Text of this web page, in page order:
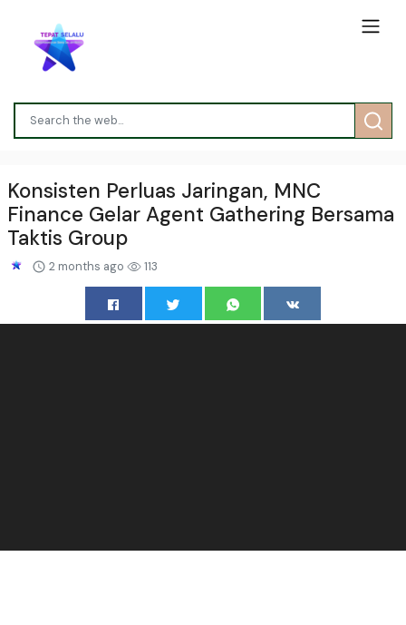
Konsisten Perluas Jaringan, MNC
Finance Gelar Agent Gathering Bersama
Taktis Group
2 months ago 113